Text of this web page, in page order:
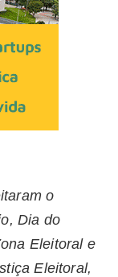
o
Dia do
Eleitoral e
Eleitoral,